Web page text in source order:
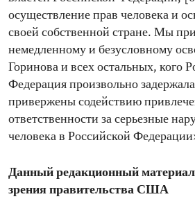
осуществление прав человека и
своей собственной стране. Мы
немедленному и безусловному
Горинова и всех остальных, кого
Федерация произвольно
привержены содействию
ответственности за серьезные
человека в Российской
Данный редакционный
зрения правительства США